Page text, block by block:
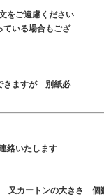
をご遠慮ください
ている場合もござ
きますが 別紙必
絡いたします
又カートンの大きさ 個